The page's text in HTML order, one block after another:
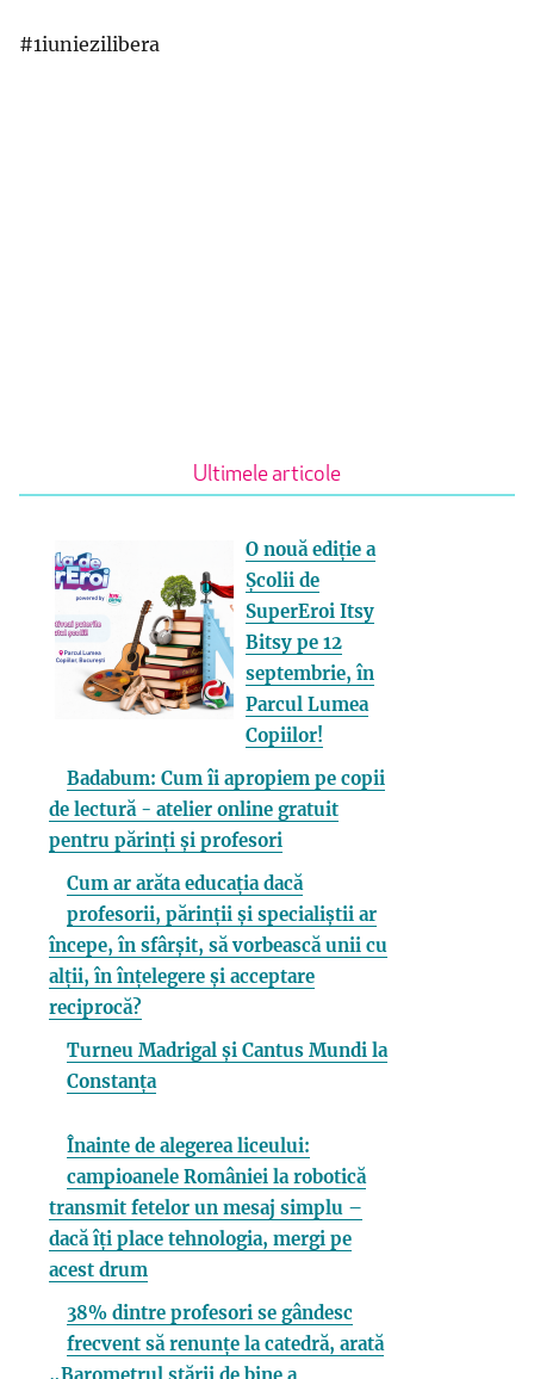
#1iuniezilibera
Ultimele articole
O nouă ediție a
Școlii de
SuperEroi Itsy
Bitsy pe 12
septembrie, în
Parcul Lumea
Copiilor!
Badabum: Cum îi apropiem pe copii
de lectură - atelier online gratuit
pentru părinți și profesori
Cum ar arăta educația dacă
profesorii, părinții și specialiștii ar
începe, în sfârșit, să vorbească unii cu
alții, în înțelegere și acceptare
reciprocă?
Turneu Madrigal și Cantus Mundi la
Constanța
Înainte de alegerea liceului:
campioanele României la robotică
transmit fetelor un mesaj simplu –
dacă îți place tehnologia, mergi pe
acest drum
38% dintre profesori se gândesc
frecvent să renunțe la catedră, arată